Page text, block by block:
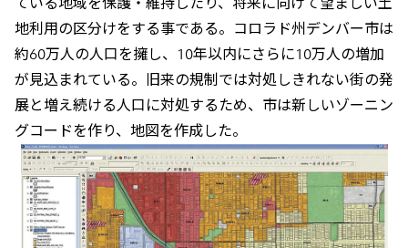
ている地域を保護・維持したり、将来に向けて望ましい土
地利用の区分けをする事である。コロラド州デンバー市は
約60万人の人口を擁し、10年以内にさらに10万人の増加
が見込まれている。旧来の規制では対処しきれない街の発
展と増え続ける人口に対処するため、市は新しいゾーニン
グコードを作り、地図を作成した。